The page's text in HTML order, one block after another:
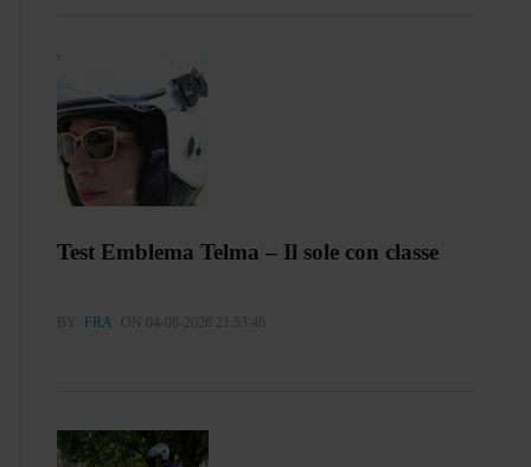
Test Emblema Telma – Il sole con classe
BY FRA ON 04-08-2026 21:53:46